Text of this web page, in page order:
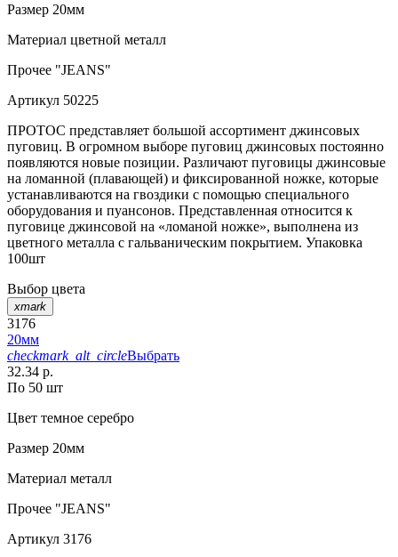
Размер 20мм
Материал цветной металл
Прочее "JEANS"
Артикул 50225
ПРОТОС представляет большой ассортимент джинсовых
пуговиц. В огромном выборе пуговиц джинсовых постоянно
появляются новые позиции. Различают пуговицы джинсовые
на ломанной (плавающей) и фиксированной ножке, которые
устанавливаются на гвоздики с помощью специального
оборудования и пуансонов. Представленная относится к
пуговице джинсовой на «ломаной ножке», выполнена из
цветного металла с гальваническим покрытием. Упаковка
100шт
Выбор цвета
xmark
3176
20мм
checkmark_alt_circleВыбрать
32.34 р.
По 50 шт
Цвет темное серебро
Размер 20мм
Материал металл
Прочее "JEANS"
Артикул 3176